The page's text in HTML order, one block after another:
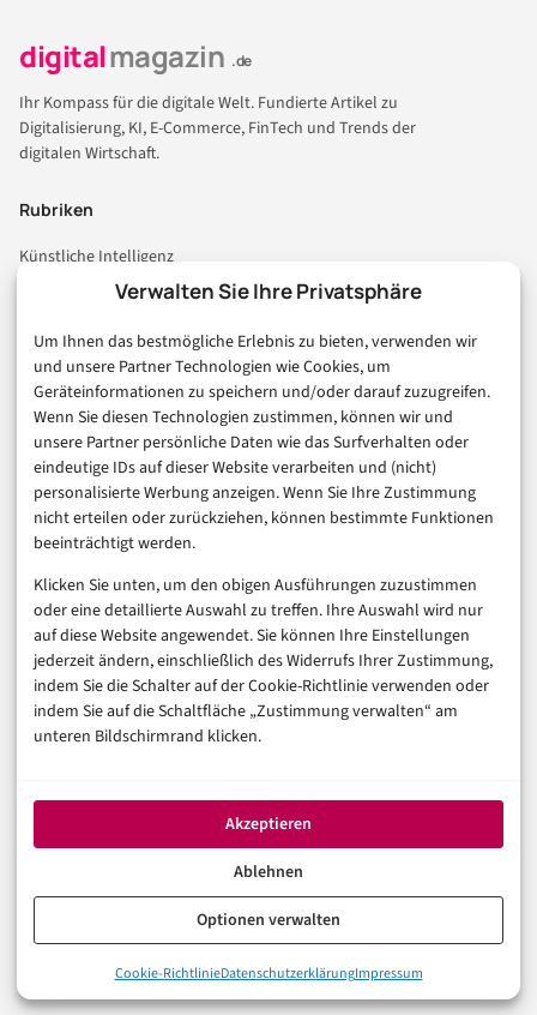
Verwalten Sie Ihre Privatsphäre
Um Ihnen das bestmögliche Erlebnis zu bieten, verwenden wir
und unsere Partner Technologien wie Cookies, um
Geräteinformationen zu speichern und/oder darauf zuzugreifen.
Wenn Sie diesen Technologien zustimmen, können wir und
unsere Partner persönliche Daten wie das Surfverhalten oder
eindeutige IDs auf dieser Website verarbeiten und (nicht)
personalisierte Werbung anzeigen. Wenn Sie Ihre Zustimmung
nicht erteilen oder zurückziehen, können bestimmte Funktionen
beeinträchtigt werden.
Klicken Sie unten, um den obigen Ausführungen zuzustimmen
oder eine detaillierte Auswahl zu treffen. Ihre Auswahl wird nur
auf diese Website angewendet. Sie können Ihre Einstellungen
jederzeit ändern, einschließlich des Widerrufs Ihrer Zustimmung,
indem Sie die Schalter auf der Cookie-Richtlinie verwenden oder
indem Sie auf die Schaltfläche „Zustimmung verwalten“ am
unteren Bildschirmrand klicken.
Akzeptieren
Ablehnen
Optionen verwalten
Cookie-RichtlinieDatenschutzerklärungImpressum
digitalmagazin .de
Ihr Kompass für die digitale Welt. Fundierte Artikel zu
Digitalisierung, KI, E-Commerce, FinTech und Trends der
digitalen Wirtschaft.
Rubriken
Künstliche Intelligenz
Technologie & IT
Consumer & Digital Life
Marketing
Finanzen & FinTech
Business & Karriere
Sicherheit & Recht
Digitalisierung
Marketing
Magazin
Unsere Redaktion
Werbeformate & Media Kit
Rechtliches
Datenschutzerklärung (EU)
Cookie-Richtlinie (EU)
Made with AI and care in Eberswalde.